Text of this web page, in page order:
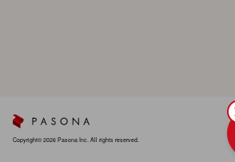
Copyright© 2026 Pasona Inc. All rights reserved.